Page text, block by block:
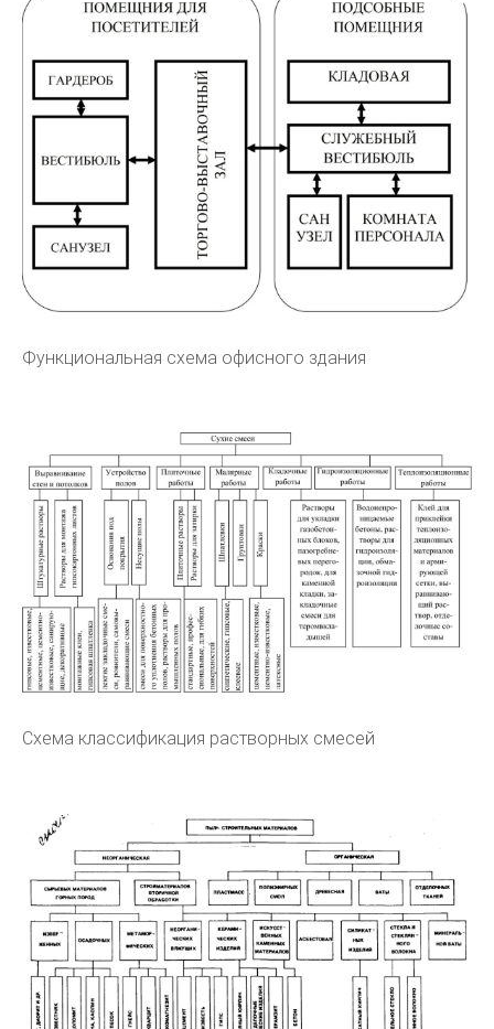
Функциональная схема офисного здания
Схема классификация растворных смесей